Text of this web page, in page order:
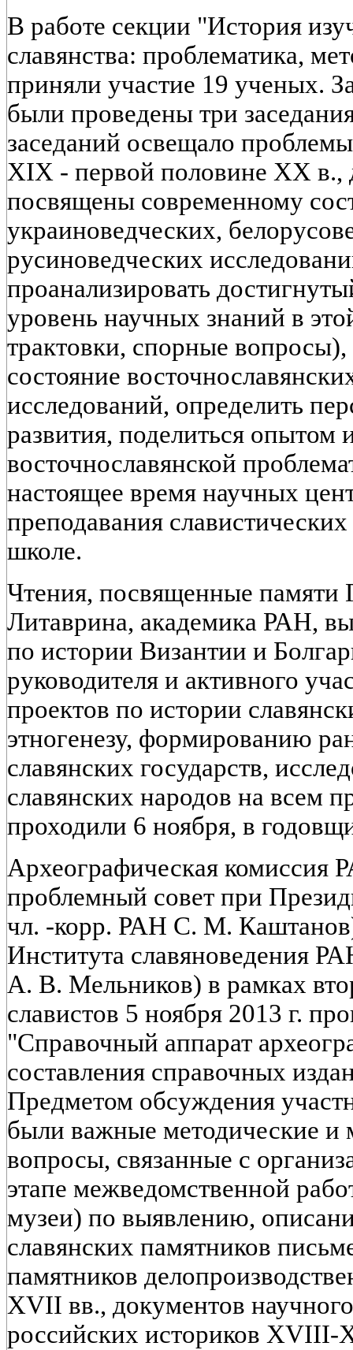
В работе секции "История
славянства: проблематика,
приняли участие 19 ученых.
были проведены три
заседаний освещало
XIX - первой половине XX в.,
посвящены современному
украиноведческих,
русиноведческих
проанализировать
уровень научных знаний в
трактовки, спорные
состояние
исследований, определить
развития, поделиться опытом
восточнославянской
настоящее время научных
преподавания
школе.
Чтения, посвященные памяти
Литаврина, академика РАН,
по истории Византии и
руководителя и активного
проектов по истории
этногенезу, формированию
славянских государств,
славянских народов на всем
проходили 6 ноября, в
Археографическая комиссия
проблемный совет при
чл. -корр. РАН С. М.
Института славяноведения
А. В. Мельников) в рамках
славистов 5 ноября 2013 г.
"Справочный аппарат
составления справочных
Предметом обсуждения
были важные методические и
вопросы, связанные с
этапе межведомственной
музеи) по выявлению,
славянских памятников
памятников
XVII вв., документов
российских историков XVIII-